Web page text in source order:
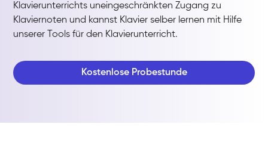
Klavierunterrichts uneingeschränkten Zugang zu
Klaviernoten und kannst Klavier selber lernen mit Hilfe
unserer Tools für den Klavierunterricht.
Kostenlose Probestunde